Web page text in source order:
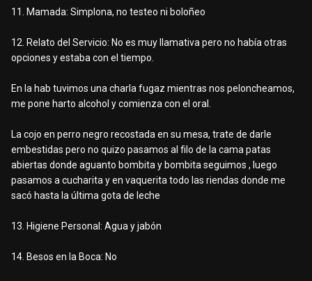
11. Mamada: Simplona, no testeo ni boloñeo
12. Relato del Servicio: No es muy llamativa pero no había otras
opciones y estaba con el tiempo.
En la hab tuvimos una charla fugaz mientras nos peloncheamos,
me pone harto alcohol y comienza con el oral.
La cojo en perro negro recostada en su mesa, trate de darle
embestidas pero no quizo pasamos al filo de la cama patas
abiertas donde aguanto bombita y bombita seguimos , luego
pasamos a cucharita y en vaquerita todo las riendas donde me
sacó hasta la última gota de leche
13. Higiene Personal: Agua y jabón
14. Besos en la Boca: No